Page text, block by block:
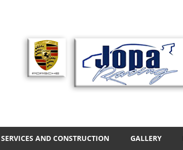
SERVICES AND CONSTRUCTION GALLERY